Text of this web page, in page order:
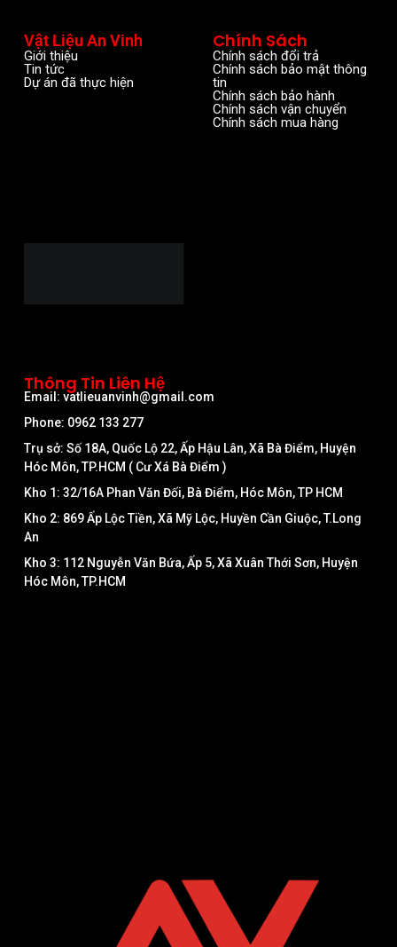
Vật Liệu An Vinh
Giới thiệu
Tin tức
Dự án đã thực hiện
Chính Sách
Chính sách đổi trả
Chính sách bảo mật thông
tin
Chính sách bảo hành
Chính sách vận chuyển
Chính sách mua hàng
Thông Tin Liên Hệ
Email: vatlieuanvinh@gmail.com
Phone: 0962 133 277
Trụ sở: Số 18A, Quốc Lộ 22, Ấp Hậu Lân, Xã Bà Điểm, Huyện
Hóc Môn, TP.HCM ( Cư Xá Bà Điểm )
Kho 1: 32/16A Phan Văn Đối, Bà Điểm, Hóc Môn, TP HCM
Kho 2: 869 Ấp Lộc Tiền, Xã Mỹ Lộc, Huyền Cần Giuộc, T.Long
An
Kho 3: 112 Nguyễn Văn Bứa, Ấp 5, Xã Xuân Thới Sơn, Huyện
Hóc Môn, TP.HCM